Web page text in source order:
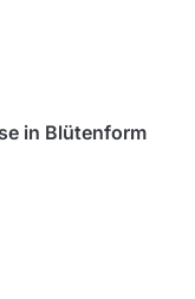
in Blütenform